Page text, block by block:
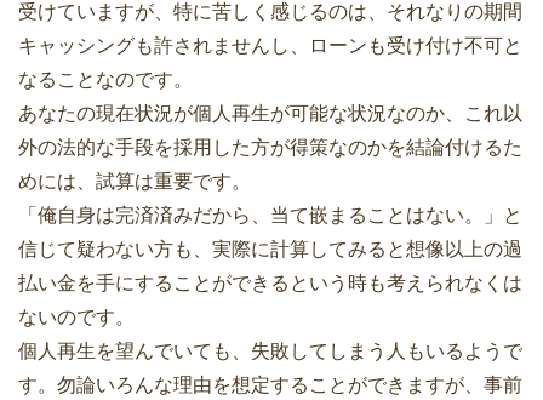
受けていますが、特に苦しく感じるのは、それなりの期間
キャッシングも許されませんし、ローンも受け付け不可と
なることなのです。
あなたの現在状況が個人再生が可能な状況なのか、これ以
外の法的な手段を採用した方が得策なのかを結論付けるた
めには、試算は重要です。
「俺自身は完済済みだから、当て嵌まることはない。」と
信じて疑わない方も、実際に計算してみると想像以上の過
払い金を手にすることができるという時も考えられなくは
ないのです。
個人再生を望んでいても、失敗してしまう人もいるようで
す。勿論いろんな理由を想定することができますが、事前